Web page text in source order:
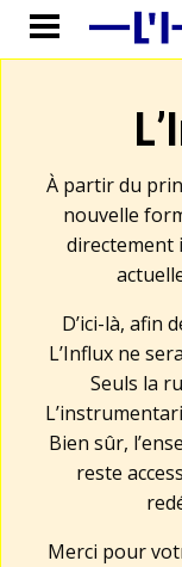
À partir du
nouvelle
directement
D’ici-là, afin
L’Influx ne
Seuls la
Bien sûr,
reste
Merci pour